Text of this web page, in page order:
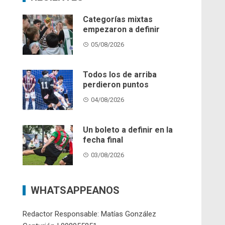
Categorías mixtas
empezaron a definir
05/08/2026
Todos los de arriba
perdieron puntos
04/08/2026
Un boleto a definir en la
fecha final
03/08/2026
WHATSAPPEANOS
Redactor Responsable: Matías González